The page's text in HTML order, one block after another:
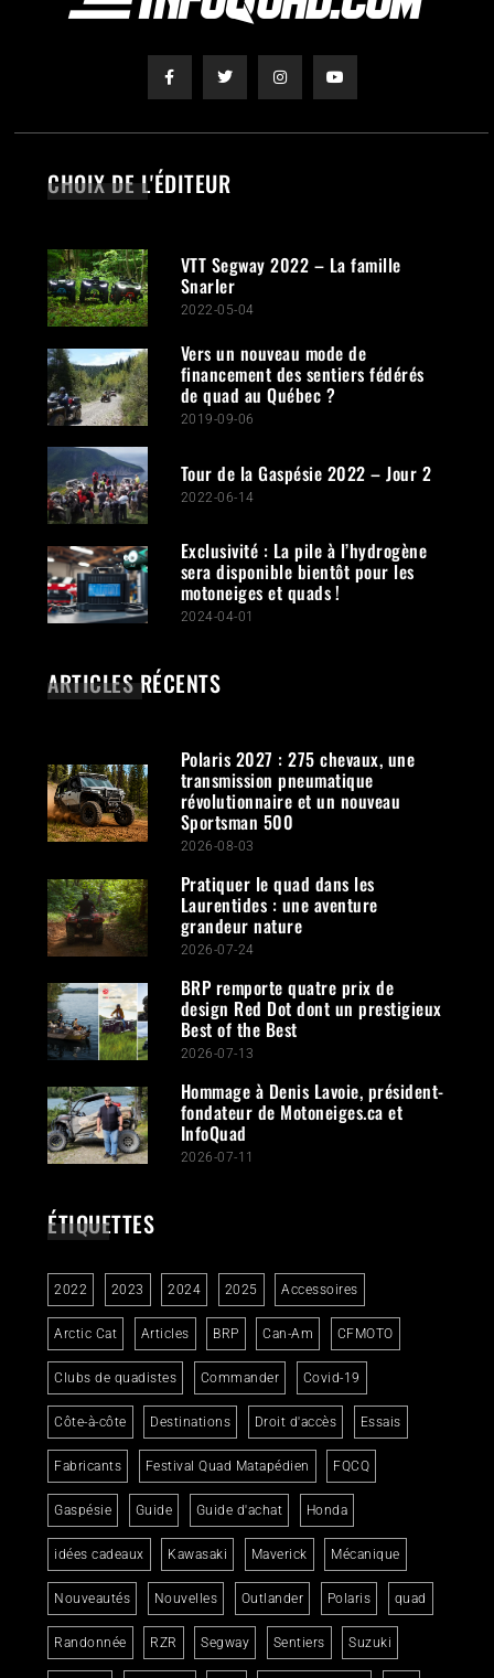
CHOIX DE L'ÉDITEUR
VTT Segway 2022 – La famille
Snarler
2022-05-04
Vers un nouveau mode de
financement des sentiers fédérés
de quad au Québec ?
2019-09-06
Tour de la Gaspésie 2022 – Jour 2
2022-06-14
Exclusivité : La pile à l’hydrogène
sera disponible bientôt pour les
motoneiges et quads !
2024-04-01
ARTICLES RÉCENTS
Polaris 2027 : 275 chevaux, une
transmission pneumatique
révolutionnaire et un nouveau
Sportsman 500
2026-08-03
Pratiquer le quad dans les
Laurentides : une aventure
grandeur nature
2026-07-24
BRP remporte quatre prix de
design Red Dot dont un prestigieux
Best of the Best
2026-07-13
Hommage à Denis Lavoie, président-
fondateur de Motoneiges.ca et
InfoQuad
2026-07-11
ÉTIQUETTES
2022 2023 2024 2025 Accessoires
Arctic Cat Articles BRP Can-Am CFMOTO
Clubs de quadistes Commander Covid-19
Côte-à-côte Destinations Droit d'accès Essais
Fabricants Festival Quad Matapédien FQCQ
Gaspésie Guide Guide d'achat Honda
idées cadeaux Kawasaki Maverick Mécanique
Nouveautés Nouvelles Outlander Polaris quad
Randonnée RZR Segway Sentiers Suzuki